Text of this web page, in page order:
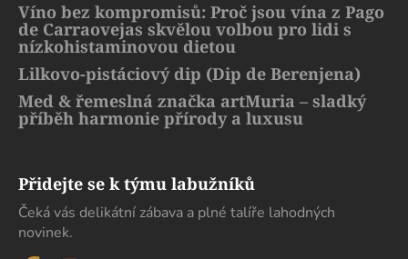
Víno bez kompromisů: Proč jsou vína z Pago
de Carraovejas skvělou volbou pro lidi s
nízkohistaminovou dietou
Lilkovo-pistáciový dip (Dip de Berenjena)
Med & řemeslná značka artMuria – sladký
příběh harmonie přírody a luxusu
Přidejte se k týmu labužníků
Čeká vás delikátní zábava a plné talíře lahodných
novinek.